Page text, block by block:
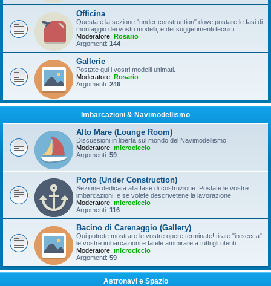
Officina
Questa è la sezione "under construction" dove postare le fasi di
montaggio dei vostri modelli, e dei suggerimenti tecnici.
Moderatore: Rosario
Argomenti: 144
Gallerie
Postate qui i vostri modelli ultimati.
Moderatore: Rosario
Argomenti: 246
Imbarcazioni & Navimodellismo
Alto Mare (Lounge Room)
Discussioni in libertà sul mondo del Navimodellismo.
Moderatore: microciccio
Argomenti: 59
Porto (Under Construction)
Sezione dedicata alla fase di costruzione. Postate le vostre
imbarcazioni, e se volete descrivetene la lavorazione.
Moderatore: microciccio
Argomenti: 116
Bacino di Carenaggio (Gallery)
Qui potrete mostrare le vostre opere terminate! tirate "in secca"
le vostre imbarcazioni e fatele ammirare a tutti gli utenti.
Moderatore: microciccio
Argomenti: 59
Astronavi e Spazio